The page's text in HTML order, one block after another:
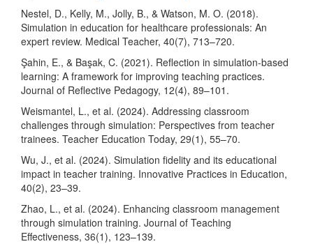
Nestel, D., Kelly, M., Jolly, B., & Watson, M. O. (2018).
Simulation in education for healthcare professionals: An
expert review. Medical Teacher, 40(7), 713–720.
Şahin, E., & Başak, C. (2021). Reflection in simulation-based
learning: A framework for improving teaching practices.
Journal of Reflective Pedagogy, 12(4), 89–101.
Weismantel, L., et al. (2024). Addressing classroom
challenges through simulation: Perspectives from teacher
trainees. Teacher Education Today, 29(1), 55–70.
Wu, J., et al. (2024). Simulation fidelity and its educational
impact in teacher training. Innovative Practices in Education,
40(2), 23–39.
Zhao, L., et al. (2024). Enhancing classroom management
through simulation training. Journal of Teaching
Effectiveness, 36(1), 123–139.